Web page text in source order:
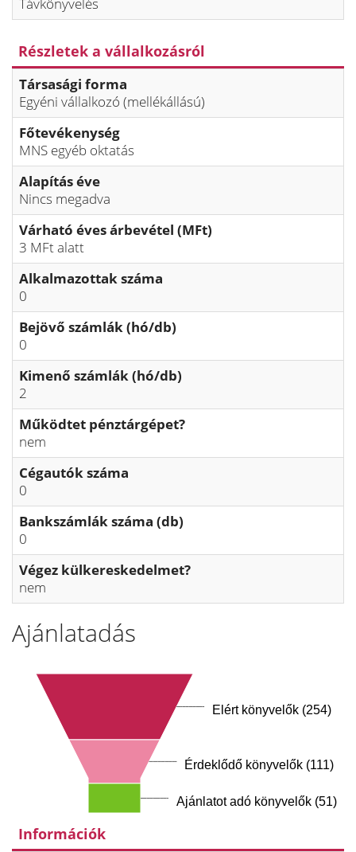
Részletek a vállalkozásról
Társasági forma
Egyéni vállalkozó (mellékállású)
Főtevékenység
MNS egyéb oktatás
Alapítás éve
Nincs megadva
Várható éves árbevétel (MFt)
3 MFt alatt
Alkalmazottak száma
0
Bejövő számlák (hó/db)
0
Kimenő számlák (hó/db)
2
Működtet pénztárgépet?
nem
Cégautók száma
0
Bankszámlák száma (db)
0
Végez külkereskedelmet?
nem
Ajánlatadás
Elért könyvelők (254)
Érdeklődő könyvelők (111)
Ajánlatot adó könyvelők (51)
Információk